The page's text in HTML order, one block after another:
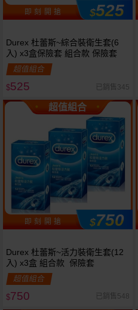
即 刻 開 搶 $525
Durex 杜蕾斯~綜合裝衛生套(6
入) x3盒保險套 組合款 保險套
超值組合
$525 已銷售345
超值組合
即 刻 開 搶 $750
Durex 杜蕾斯~活力裝衛生套(12
入) x3盒 組合款 保險套
超值組合
$750 已銷售548